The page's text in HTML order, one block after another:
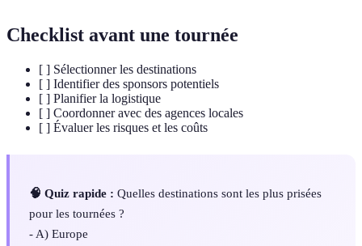
Checklist avant une tournée
[ ] Sélectionner les destinations
[ ] Identifier des sponsors potentiels
[ ] Planifier la logistique
[ ] Coordonner avec des agences locales
[ ] Évaluer les risques et les coûts
🧠 Quiz rapide : Quelles destinations sont les plus prisées
pour les tournées ?
- A) Europe